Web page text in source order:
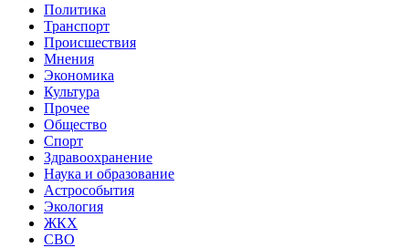
Политика
Транспорт
Происшествия
Мнения
Экономика
Культура
Прочее
Общество
Спорт
Здравоохранение
Наука и образование
Астрособытия
Экология
ЖКХ
СВО